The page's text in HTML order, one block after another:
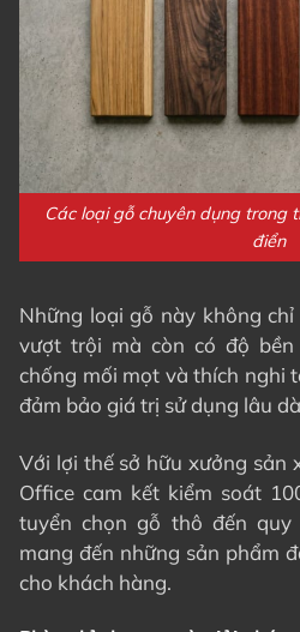
Các loại gỗ chuyên dụng trong
điển
Những loại gỗ này không
vượt trội mà còn có độ
chống mối mọt và thích nghi
đảm bảo giá trị sử dụng lâu
Với lợi thế sở hữu xưởng sản
Office cam kết kiểm soát
tuyển chọn gỗ thô đến
mang đến những sản phẩm
cho khách hàng.